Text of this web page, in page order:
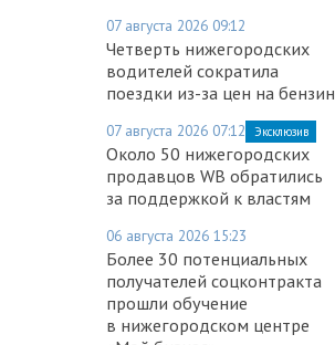
07 августа 2026 09:12
Четверть нижегородских
водителей сократила
поездки из-за цен на бензин
07 августа 2026 07:12 Эксклюзив
Около 50 нижегородских
продавцов WB обратились
за поддержкой к властям
06 августа 2026 15:23
Более 30 потенциальных
получателей соцконтракта
прошли обучение
в нижегородском центре